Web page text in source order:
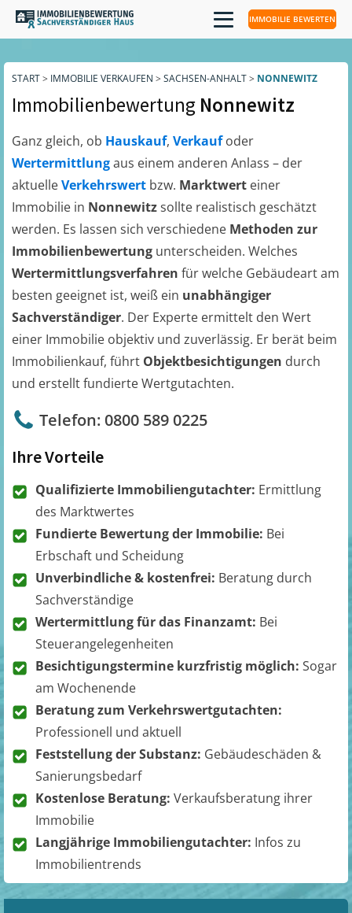
IMMOBILIE BEWERTEN
START> IMMOBILIE VERKAUFEN > SACHSEN-ANHALT> NONNEWITZ
Immobilienbewertung Nonnewitz
Ganz gleich, ob Hauskauf, Verkaufoder
Wertermittlungaus einem anderen Anlass – der
aktuelleVerkehrswert bzw. Marktwert einer
Immobilie in Nonnewitzsollte realistisch geschätzt
werden. Es lassen sich verschiedene Methoden zur
Immobilienbewertung unterscheiden. Welches
Wertermittlungsverfahren für welche Gebäudeart am
besten geeignet ist, weiß ein unabhängiger
Sachverständiger. Der Experte ermittelt den Wert
einer Immobilie objektiv und zuverlässig. Er berät beim
Immobilienkauf, führt Objektbesichtigungen durch
und erstellt fundierte Wertgutachten.
Telefon: 0800 589 0225
Ihre Vorteile
Qualifizierte Immobiliengutachter: Ermittlung
des Marktwertes
Fundierte Bewertung der Immobilie: Bei
Erbschaft und Scheidung
Unverbindliche & kostenfrei: Beratung durch
Sachverständige
Wertermittlung für das Finanzamt: Bei
Steuerangelegenheiten
Besichtigungstermine kurzfristig möglich: Sogar
am Wochenende
Beratung zum Verkehrswertgutachten:
Professionell und aktuell
Feststellung der Substanz: Gebäudeschäden &
Sanierungsbedarf
Kostenlose Beratung: Verkaufsberatung ihrer
Immobilie
Langjährige Immobiliengutachter: Infos zu
Immobilientrends